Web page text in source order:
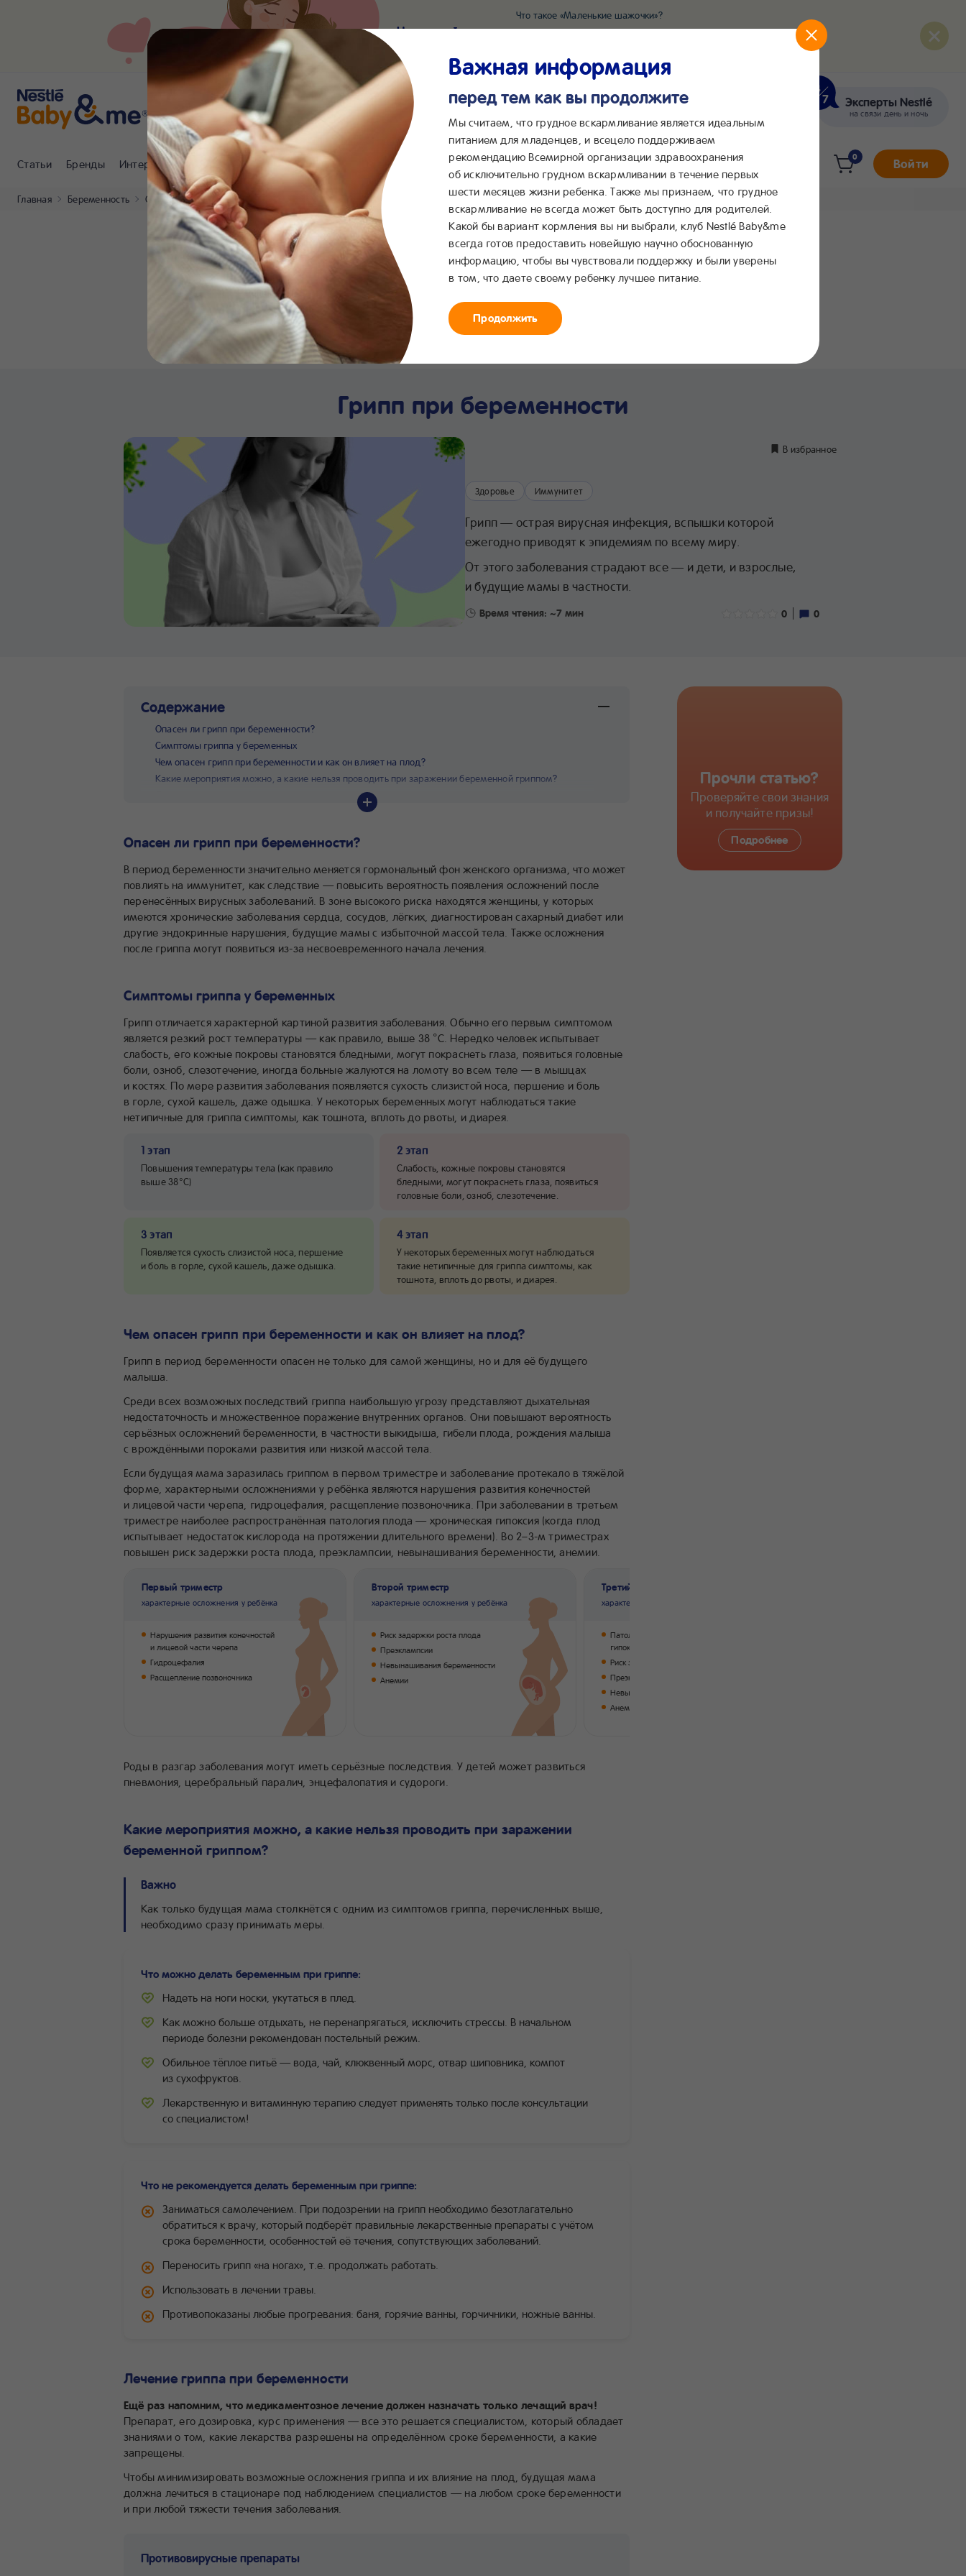
Что такое «Маленькие шажочки»?
Наш новый суперсервис для отслеживания развития вашего малыша
*2055 Сообщения в ВКонтакте Эксперты Nestlé
на связи день и ночь
Статьи Бренды Интернет-магазин Клуб Nestlé Baby&me Сервисы Бейбимания
0 Войти
Главная Беременность Статьи Грипп при беременности
Бейбимания Что нового
Интернет-
магазин
Линия заботы
Грипп при беременности
В избранное
Здоровье Иммунитет
Грипп — острая вирусная инфекция, вспышки которой
ежегодно приводят к эпидемиям по всему миру.
От этого заболевания страдают все — и дети, и взрослые,
и будущие мамы в частности.
Время чтения: ~7 мин 0 0
Содержание
Опасен ли грипп при беременности?
Симптомы гриппа у беременных
Чем опасен грипп при беременности и как он влияет на плод?
Какие мероприятия можно, а какие нельзя проводить при заражении беременной гриппом?
Какая существует профилактика гриппа у беременных?
Опасен ли грипп при беременности?
В период беременности значительно меняется гормональный фон женского организма, что может
повлиять на иммунитет, как следствие — повысить вероятность появления осложнений после
перенесённых вирусных заболеваний. В зоне высокого риска находятся женщины, у которых
имеются хронические заболевания сердца, сосудов, лёгких, диагностирован сахарный диабет или
другие эндокринные нарушения, будущие мамы с избыточной массой тела. Также осложнения
после гриппа могут появиться из-за несвоевременного начала лечения.
Симптомы гриппа у беременных
Грипп отличается характерной картиной развития заболевания. Обычно его первым симптомом
является резкий рост температуры — как правило, выше 38 °C. Нередко человек испытывает
слабость, его кожные покровы становятся бледными, могут покраснеть глаза, появиться головные
боли, озноб, слезотечение, иногда больные жалуются на ломоту во всем теле — в мышцах
и костях. По мере развития заболевания появляется сухость слизистой носа, першение и боль
в горле, сухой кашель, даже одышка. У некоторых беременных могут наблюдаться такие
нетипичные для гриппа симптомы, как тошнота, вплоть до рвоты, и диарея.
1 этап
Повышения температуры тела (как правило
выше 38°C)
2 этап
Слабость, кожные покровы становятся
бледными, могут покраснеть глаза, появиться
головные боли, озноб, слезотечение.
3 этап
Появляется сухость слизистой носа, першение
и боль в горле, сухой кашель, даже одышка.
4 этап
У некоторых беременных могут наблюдаться
такие нетипичные для гриппа симптомы, как
тошнота, вплоть до рвоты, и диарея.
Чем опасен грипп при беременности и как он влияет на плод?
Грипп в период беременности опасен не только для самой женщины, но и для её будущего
малыша.
Среди всех возможных последствий гриппа наибольшую угрозу представляют дыхательная
недостаточность и множественное поражение внутренних органов. Они повышают вероятность
серьёзных осложнений беременности, в частности выкидыша, гибели плода, рождения малыша
с врождёнными пороками развития или низкой массой тела.
Если будущая мама заразилась гриппом в первом триместре и заболевание протекало в тяжёлой
форме, характерными осложнениями у ребёнка являются нарушения развития конечностей
и лицевой части черепа, гидроцефалия, расщепление позвоночника. При заболевании в третьем
триместре наиболее распространённая патология плода — хроническая гипоксия (когда плод
испытывает недостаток кислорода на протяжении длительного времени). Во 2–3-м триместрах
повышен риск задержки роста плода, преэклампсии, невынашивания беременности, анемии.
Первый триместр
характерные осложнения у ребёнка
Нарушения развития конечностей
и лицевой части черепа
Гидроцефалия
Расщепление позвоночника
Второй триместр
характерные осложнения у ребёнка
Риск задержки роста плода
Преэклампсии
Невынашивания беременности
Анемии
Третий триместр
характерные осложнения у ребёнка
Патология плода — хроническая
гипоксия
Риск задержки роста плода
Преэклампсии
Невынашивания беременности
Анемии
Роды в разгар заболевания могут иметь серьёзные последствия. У детей может развиться
пневмония, церебральный паралич, энцефалопатия и судороги.
Какие мероприятия можно, а какие нельзя проводить при заражении
беременной гриппом?
Важно
Как только будущая мама столкнётся с одним из симптомов гриппа, перечисленных выше,
необходимо сразу принимать меры.
Что можно делать беременным при гриппе:
Надеть на ноги носки, укутаться в плед.
Как можно больше отдыхать, не перенапрягаться, исключить стрессы. В начальном
периоде болезни рекомендован постельный режим.
Обильное тёплое питьё — вода, чай, клюквенный морс, отвар шиповника, компот
из сухофруктов.
Лекарственную и витаминную терапию следует применять только после консультации
со специалистом!
Что не рекомендуется делать беременным при гриппе:
Заниматься самолечением. При подозрении на грипп необходимо безотлагательно
обратиться к врачу, который подберёт правильные лекарственные препараты с учётом
срока беременности, особенностей её течения, сопутствующих заболеваний.
Переносить грипп «на ногах», т.е. продолжать работать.
Использовать в лечении травы.
Противопоказаны любые прогревания: баня, горячие ванны, горчичники, ножные ванны.
Лечение гриппа при беременности
Ещё раз напомним, что медикаментозное лечение должен назначать только лечащий врач!
Препарат, его дозировка, курс применения — все это решается специалистом, который обладает
знаниями о том, какие лекарства разрешены на определённом сроке беременности, а какие
запрещены.
Чтобы минимизировать возможные осложнения гриппа и их влияние на плод, будущая мама
должна лечиться в стационаре под наблюдением специалистов — на любом сроке беременности
и при любой тяжести течения заболевания.
Противовирусные препараты
Прочли статью?
Проверяйте свои знания
и получайте призы!
Подробнее
Важная информация
перед тем как вы продолжите
Мы считаем, что грудное вскармливание является идеальным
питанием для младенцев, и всецело поддерживаем
рекомендацию Всемирной организации здравоохранения
об исключительно грудном вскармливании в течение первых
шести месяцев жизни ребенка. Также мы признаем, что грудное
вскармливание не всегда может быть доступно для родителей.
Какой бы вариант кормления вы ни выбрали, клуб Nestlé Baby&me
всегда готов предоставить новейшую научно обоснованную
информацию, чтобы вы чувствовали поддержку и были уверены
в том, что даете своему ребенку лучшее питание.
Продолжить